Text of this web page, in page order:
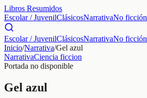
Libros Resumidos
Escolar / JuvenilClásicosNarrativaNo ficción
Escolar / JuvenilClásicosNarrativaNo ficción
Inicio/Narrativa/Gel azul
NarrativaCiencia ficcion
Portada no disponible
Gel azul